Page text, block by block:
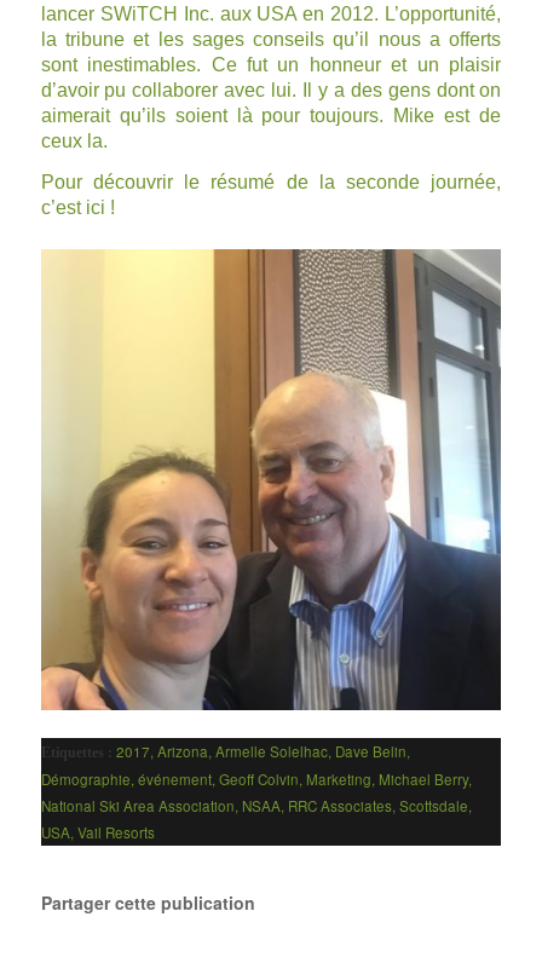
lancer SWiTCH Inc. aux USA en 2012. L’opportunité,
la tribune et les sages conseils qu’il nous a offerts
sont inestimables. Ce fut un honneur et un plaisir
d’avoir pu collaborer avec lui. Il y a des gens dont on
aimerait qu’ils soient là pour toujours. Mike est de
ceux la.
Pour découvrir le résumé de la seconde journée,
c’est ici !
Etiquettes : 2017,Arizona,Armelle Solelhac, Dave Belin,
Démographie,événement,Geoff Colvin, Marketing, Michael Berry,
National Ski Area Association, NSAA, RRC Associates,Scottsdale,
USA,Vail Resorts
Partager cette publication